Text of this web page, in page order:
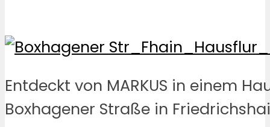
Entdeckt von MARKUS in einem
Boxhagener Straße in